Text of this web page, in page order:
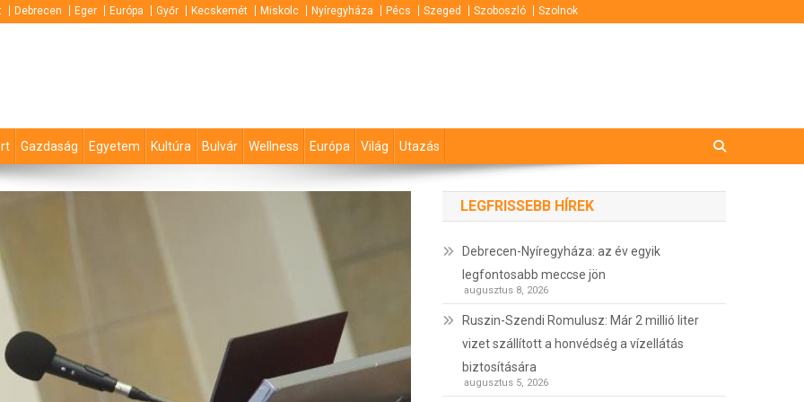
Debrecen Eger Európa Győr Kecskemét Miskolc Nyíregyháza Pécs Szeged Szoboszló Szolnok
Gazdaság Egyetem Kultúra Bulvár Wellness Európa Világ Utazás
LEGFRISSEBB HÍREK
Debrecen-Nyíregyháza: az év egyik
legfontosabb meccse jön
augusztus 8, 2026
Ruszin-Szendi Romulusz: Már 2 millió liter
vizet szállított a honvédség a vízellátás
biztosítására
augusztus 5, 2026